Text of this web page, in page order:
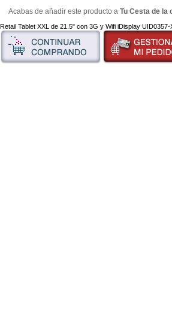
Acabas de añadir este producto a Tu Cesta de la
Retail Tablet XXL de 21.5" con 3G y Wifi iDisplay UID0357-